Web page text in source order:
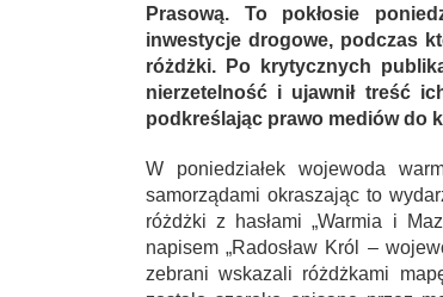
Prasową. To pokłosie
inwestycje drogowe, podczas
różdżki. Po krytycznych
nierzetelność i ujawnił treść
podkreślając prawo mediów do
W poniedziałek wojewoda
samorządami okraszając to
różdżki z hasłami „Warmia i
napisem „Radosław Król –
zebrani wskazali różdżkami